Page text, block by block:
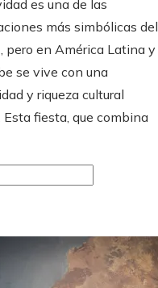
es una de las
más simbólicas del
pero en América Latina y
se vive con una
y riqueza cultural
Esta fiesta, que combina